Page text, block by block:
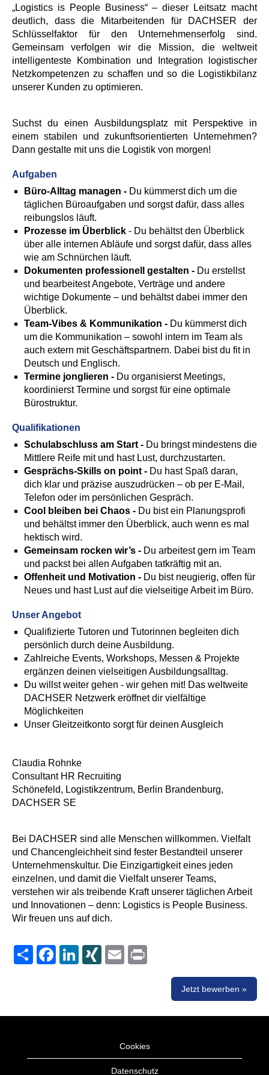
„Logistics is People Business“ – dieser Leitsatz macht
deutlich, dass die Mitarbeitenden für DACHSER der
Schlüsselfaktor für den Unternehmenserfolg sind.
Gemeinsam verfolgen wir die Mission, die weltweit
intelligenteste Kombination und Integration logistischer
Netzkompetenzen zu schaffen und so die Logistikbilanz
unserer Kunden zu optimieren.
Suchst du einen Ausbildungsplatz mit Perspektive in
einem stabilen und zukunftsorientierten Unternehmen?
Dann gestalte mit uns die Logistik von morgen!
Aufgaben
Büro-Alltag managen - Du kümmerst dich um die
täglichen Büroaufgaben und sorgst dafür, dass alles
reibungslos läuft.
Prozesse im Überblick - Du behältst den Überblick
über alle internen Abläufe und sorgst dafür, dass alles
wie am Schnürchen läuft.
Dokumenten professionell gestalten - Du erstellst
und bearbeitest Angebote, Verträge und andere
wichtige Dokumente – und behältst dabei immer den
Überblick.
Team-Vibes & Kommunikation - Du kümmerst dich
um die Kommunikation – sowohl intern im Team als
auch extern mit Geschäftspartnern. Dabei bist du fit in
Deutsch und Englisch.
Termine jonglieren - Du organisierst Meetings,
koordinierst Termine und sorgst für eine optimale
Bürostruktur.
Qualifikationen
Schulabschluss am Start - Du bringst mindestens die
Mittlere Reife mit und hast Lust, durchzustarten.
Gesprächs-Skills on point - Du hast Spaß daran,
dich klar und präzise auszudrücken – ob per E-Mail,
Telefon oder im persönlichen Gespräch.
Cool bleiben bei Chaos - Du bist ein Planungsprofi
und behältst immer den Überblick, auch wenn es mal
hektisch wird.
Gemeinsam rocken wir’s - Du arbeitest gern im Team
und packst bei allen Aufgaben tatkräftig mit an.
Offenheit und Motivation - Du bist neugierig, offen für
Neues und hast Lust auf die vielseitige Arbeit im Büro.
Unser Angebot
Qualifizierte Tutoren und Tutorinnen begleiten dich
persönlich durch deine Ausbildung.
Zahlreiche Events, Workshops, Messen & Projekte
ergänzen deinen vielseitigen Ausbildungsalltag.
Du willst weiter gehen - wir gehen mit! Das weltweite
DACHSER Netzwerk eröffnet dir vielfältige
Möglichkeiten
Unser Gleitzeitkonto sorgt für deinen Ausgleich
Claudia Rohnke
Consultant HR Recruiting
Schönefeld, Logistikzentrum, Berlin Brandenburg,
DACHSER SE
Bei DACHSER sind alle Menschen willkommen. Vielfalt
und Chancengleichheit sind fester Bestandteil unserer
Unternehmenskultur. Die Einzigartigkeit eines jeden
einzelnen, und damit die Vielfalt unserer Teams,
verstehen wir als treibende Kraft unserer täglichen Arbeit
und Innovationen – denn: Logistics is People Business.
Wir freuen uns auf dich.
Share FacebookLinkedInXING Email
Jetzt bewerben »
Cookies
Datenschutz